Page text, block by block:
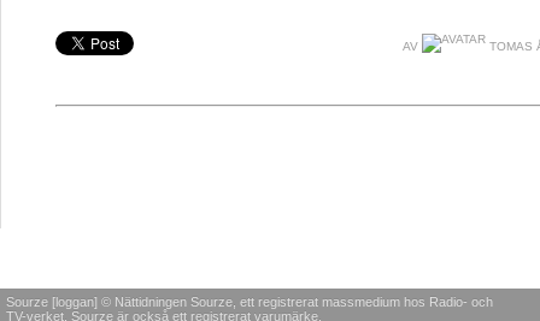
AV TOMAS
Sourze [loggan] © Nättidningen Sourze, ett registrerat massmedium hos Radio- och
TV-verket. Sourze är också ett registrerat varumärke.